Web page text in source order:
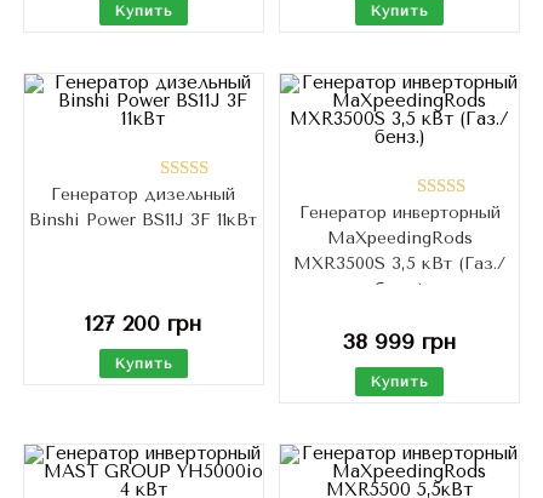
Купить Купить
Оценка
5.00из 5
Генератор дизельный
Binshi Power BS11J 3F 11кВт
127 200 грн
Купить
Оценка
4.80из 5
Генератор инверторный
MaXpeedingRods
MXR3500S 3,5 кВт (Газ./
бенз.)
38 999 грн
Купить